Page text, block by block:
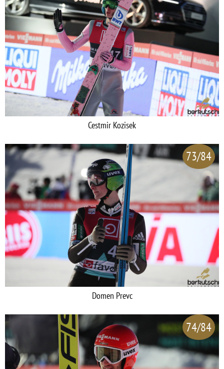
Cestmir Kozisek
73/84
Domen Prevc
74/84